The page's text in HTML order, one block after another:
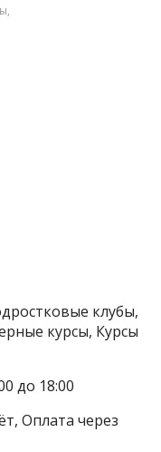
,
клубы,
курсы, Курсы
до 18:00
Оплата через